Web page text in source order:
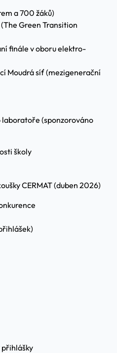
a 700 žáků)
Green Transition
finále v oboru elektro-
Moudrá síť (mezigenerační
(sponzorováno
školy
CERMAT (duben 2026)